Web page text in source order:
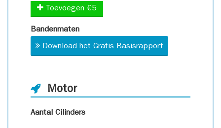
Toevoegen €5
Bandenmaten
Download het Gratis Basisrapport
Motor
Aantal Cilinders